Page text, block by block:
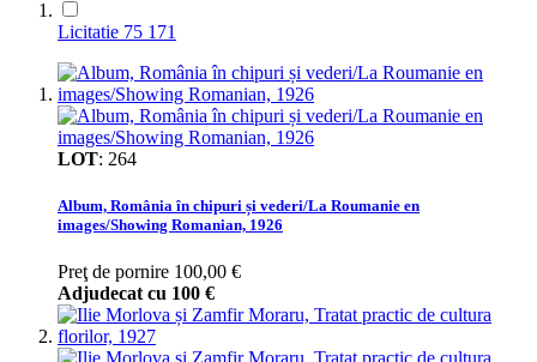
Licitatie 75 171
LOT: 264
Album, România în chipuri și vederi/La Roumanie en
images/Showing Romanian, 1926
Preţ de pornire 100,00 €
Adjudecat cu 100 €